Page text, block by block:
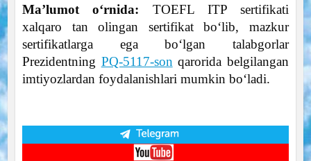
Ma’lumot o‘rnida: TOEFL ITP sertifikati
xalqaro tan olingan sertifikat bo‘lib, mazkur
sertifikatlarga ega bo‘lgan talabgorlar
Prezidentning PQ-5117-sonqarorida belgilangan
imtiyozlardan foydalanishlari mumkin bo‘ladi.